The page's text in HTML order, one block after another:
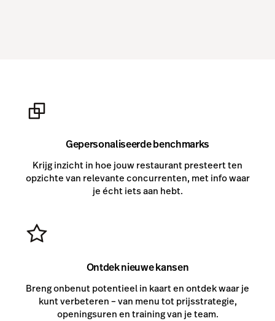
Integraties
Klanten
Gepersonaliseerde benchmarks
Krijg inzicht in hoe jouw restaurant presteert ten
opzichte van relevante concurrenten, met info waar
je écht iets aan hebt.
Ontdek nieuwe kansen
Breng onbenut potentieel in kaart en ontdek waar je
kunt verbeteren – van menu tot prijsstrategie,
openingsuren en training van je team.